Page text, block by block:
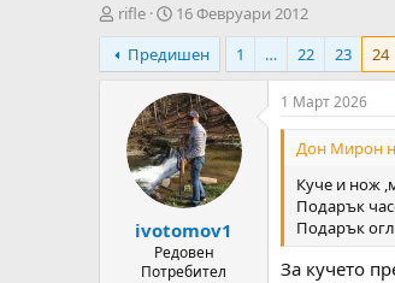
А
в
т
о
rifle
Н
а
ч
а
л
н
а
Д
а
т
а
16 Февруари 2012
Предишен
1 … 22 23 24
ivotomov1
Редовен
Потребител
1 Март 2026
Дон Мирон
Куче и нож
Подарък
Подарък
За кучето